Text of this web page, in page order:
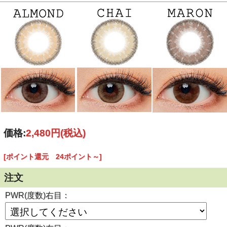
内容 レンズ２枚/レンズケース/説明書
使用期限
６ヶ月～１年間
(使用頻度・使用方法により異なります。)
製造国
韓国 (KFDA認定)
ご案内 個人輸入扱いとなります。(必読)
御注意下さい
■使用に際しては、使用説明書をよくお読みください。
■連続してご使用の際は４時間おきに一度コンタクレンズを
外し目を休ませていただく事を推奨します。
【瓶の開封と使用説明書について】
価格:2,480円(税込)
[ポイント還元 24ポイント～]
注文
PWR(度数)右目：